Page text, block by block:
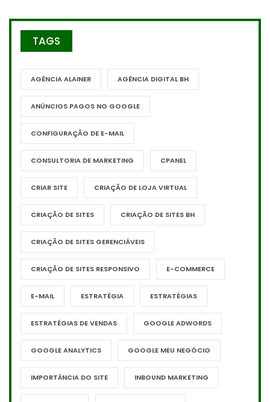
TAGS
AGÊNCIA ALAINER AGÊNCIA DIGITAL BH
ANÚNCIOS PAGOS NO GOOGLE
CONFIGURAÇÃO DE E-MAIL
CONSULTORIA DE MARKETING CPANEL
CRIAR SITE CRIAÇÃO DE LOJA VIRTUAL
CRIAÇÃO DE SITES CRIAÇÃO DE SITES BH
CRIAÇÃO DE SITES GERENCIÁVEIS
CRIAÇÃO DE SITES RESPONSIVO E-COMMERCE
E-MAIL ESTRATÉGIA ESTRATÉGIAS
ESTRATÉGIAS DE VENDAS GOOGLE ADWORDS
GOOGLE ANALYTICS GOOGLE MEU NEGÓCIO
IMPORTÂNCIA DO SITE INBOUND MARKETING